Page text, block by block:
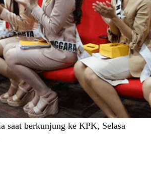
saat berkunjung ke KPK, Selasa